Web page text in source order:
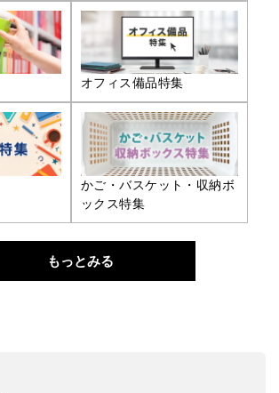
オフィス備品特集
かご・バスケット・収納ボ
ックス特集
もっとみる